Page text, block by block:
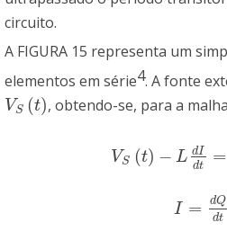
circuito.
A FIGURA 15 representa um
elementos em série4. A fonte
VS (t)
VS( t) , obtendo-se, para a
VS (t) − L dI
dt =
VS( t)−L dI dt=QC +R
I = dQ
dt
I= dQ dt